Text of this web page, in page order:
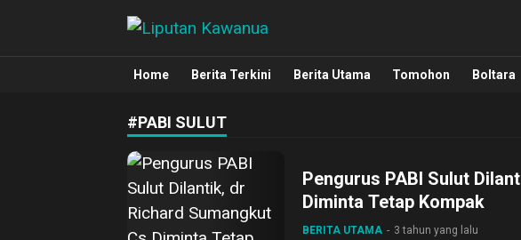
Liputan Kawanua
Berita Manado, Sulawesi Utara, Kawanua, Politik,
Home Berita Terkini Berita Utama Tomohon Boltara
#PABI SULUT
Pengurus PABI Sulut
Diminta Tetap Kompak
BERITA UTAMA 3 tahun yang lalu